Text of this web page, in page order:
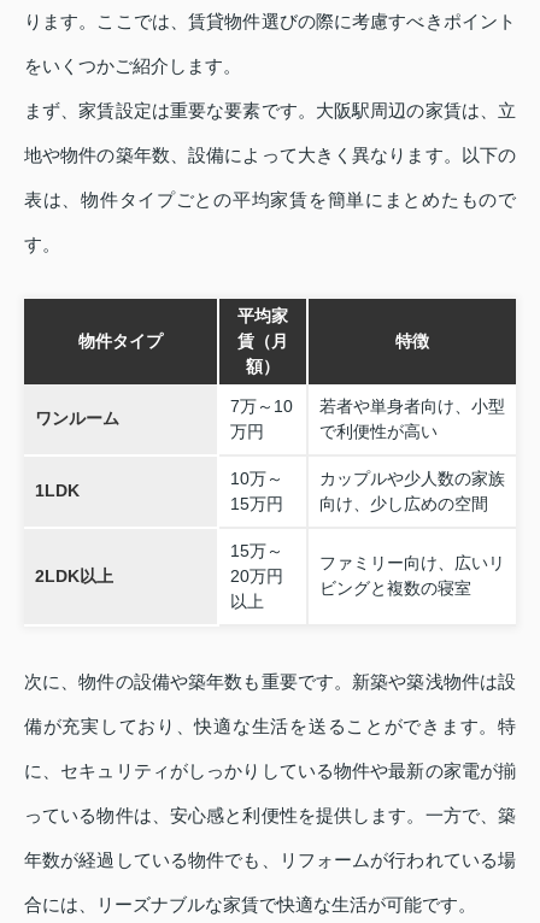
ります。ここでは、賃貸物件選びの際に考慮すべきポイント
をいくつかご紹介します。
まず、家賃設定は重要な要素です。大阪駅周辺の家賃は、立
地や物件の築年数、設備によって大きく異なります。以下の
表は、物件タイプごとの平均家賃を簡単にまとめたもので
す。
物件タイプ
平均家
賃（月
額）
特徴
ワンルーム
7万～10
万円
若者や単身者向け、小型
で利便性が高い
1LDK
10万～
15万円
カップルや少人数の家族
向け、少し広めの空間
2LDK以上
15万～
20万円
以上
ファミリー向け、広いリ
ビングと複数の寝室
次に、物件の設備や築年数も重要です。新築や築浅物件は設
備が充実しており、快適な生活を送ることができます。特
に、セキュリティがしっかりしている物件や最新の家電が揃
っている物件は、安心感と利便性を提供します。一方で、築
年数が経過している物件でも、リフォームが行われている場
合には、リーズナブルな家賃で快適な生活が可能です。